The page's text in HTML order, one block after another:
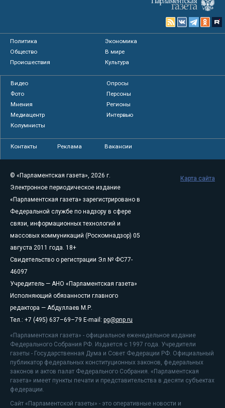
Политика
Экономика
Общество
В мире
Происшествия
Культура
Видео
Опросы
Фото
Персоны
Мнения
Регионы
Медиацентр
Интервью
Колумнисты
Контакты Реклама Вакансии
© «Парламентская газета», 2026 г.
Электронное периодическое издание
«Парламентская газета» зарегистрировано в
Федеральной службе по надзору в сфере
связи, информационных технологий и
массовых коммуникаций (Роскомнадзор) 05
августа 2011 года. 18+
Свидетельство о регистрации Эл № ФС77-
46097
Учредитель — АНО «Парламентская газета»
Исполняющий обязанности главного
редактора — Абдуллаев М.Р.
Тел.: +7 (495) 637–69–79 E-mail: pg@pnp.ru
«Парламентская газета» - официальное еженедельное издание
Федерального Собрания РФ. Издается с 1997 года. Учредители
газеты - Государственная Дума и Совет Федерации РФ. Официальный
публикатор федеральных конституционных законов, федеральных
законов и актов палат Федерального Собрания. «Парламентская
газета» имеет пункты печати и представительства в десяти субъектах
федерации.
Сайт «Парламентской газеты» - это оперативные новости и
Карта сайта